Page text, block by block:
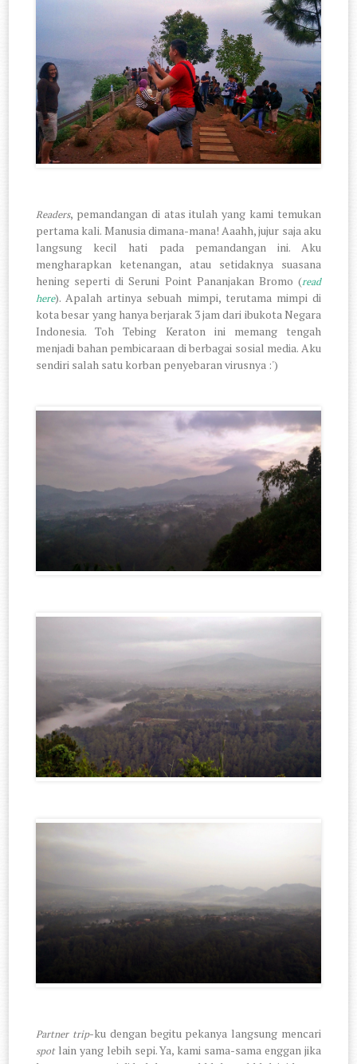
Readers, pemandangan di atas itulah yang kami temukan
pertama kali. Manusia dimana-mana! Aaahh, jujur saja aku
langsung kecil hati pada pemandangan ini. Aku
mengharapkan ketenangan, atau setidaknya suasana
hening seperti di Seruni Point Pananjakan Bromo (read
here). Apalah artinya sebuah mimpi, terutama mimpi di
kota besar yang hanya berjarak 3 jam dari ibukota Negara
Indonesia. Toh Tebing Keraton ini memang tengah
menjadi bahan pembicaraan di berbagai sosial media. Aku
sendiri salah satu korban penyebaran virusnya :')
Partner trip-ku dengan begitu pekanya langsung mencari
spot lain yang lebih sepi. Ya, kami sama-sama enggan jika